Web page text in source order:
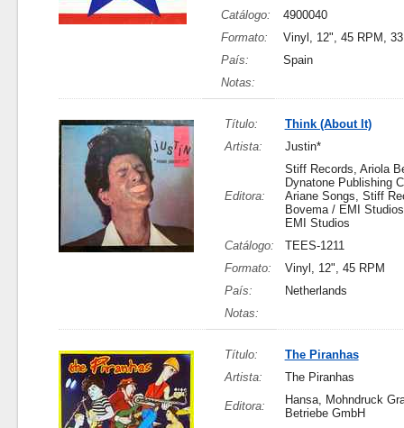
Catálogo:
4900040
Formato:
Vinyl, 12", 45 RPM,
País:
Spain
Notas:
Título:
Think (About It)
Artista:
Justin*
Editora:
Stiff Records, Ariola
Dynatone Publishing
Ariane Songs, Stiff
Bovema / EMI
EMI Studios
Catálogo:
TEES-1211
Formato:
Vinyl, 12", 45 RPM
País:
Netherlands
Notas:
Título:
The Piranhas
Artista:
The Piranhas
Editora:
Hansa, Mohndruck
Betriebe GmbH